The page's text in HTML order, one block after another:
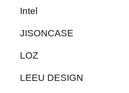
Intel
JISONCASE
LOZ
LEEU DESIGN